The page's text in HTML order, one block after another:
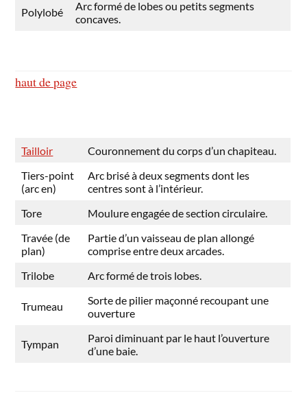
Polylobé
Arc formé de lobes ou petits segments
concaves.
haut de page
Tailloir
Couronnement du corps d’un chapiteau.
Tiers-point
(arc en)
Arc brisé à deux segments dont les
centres sont à l’intérieur.
Tore
Moulure engagée de section circulaire.
Travée (de
plan)
Partie d’un vaisseau de plan allongé
comprise entre deux arcades.
Trilobe
Arc formé de trois lobes.
Trumeau
Sorte de pilier maçonné recoupant une
ouverture
Tympan
Paroi diminuant par le haut l’ouverture
d’une baie.